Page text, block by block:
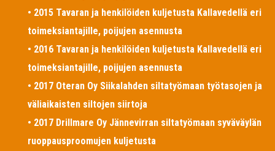
• 2015 Tavaran ja henkilöiden kuljetusta Kallavedellä eri
toimeksiantajille, poijujen asennusta
• 2016 Tavaran ja henkilöiden kuljetusta Kallavedellä eri
toimeksiantajille, poijujen asennusta
• 2017 Oteran Oy Siikalahden siltatyömaan työtasojen ja
väliaikaisten siltojen siirtoja
• 2017 Drillmare Oy Jännevirran siltatyömaan syväväylän
ruoppausproomujen kuljetusta